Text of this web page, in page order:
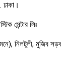
ঢাকা।
সেন্টার লিঃ
নিলটুলী, মুজিব